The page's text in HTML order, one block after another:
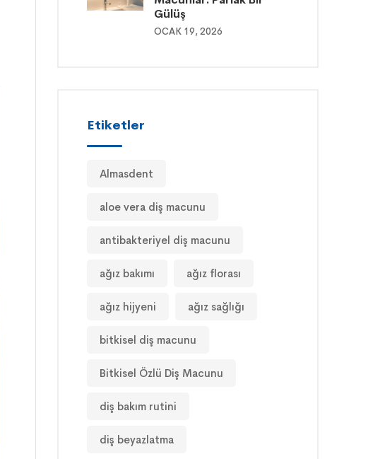
Gülüş
OCAK 19, 2026
Etiketler
Almasdent
aloe vera diş macunu
antibakteriyel diş macunu
ağız bakımı ağız florası
ağız hijyeni ağız sağlığı
bitkisel diş macunu
Bitkisel Özlü Diş Macunu
diş bakım rutini
diş beyazlatma